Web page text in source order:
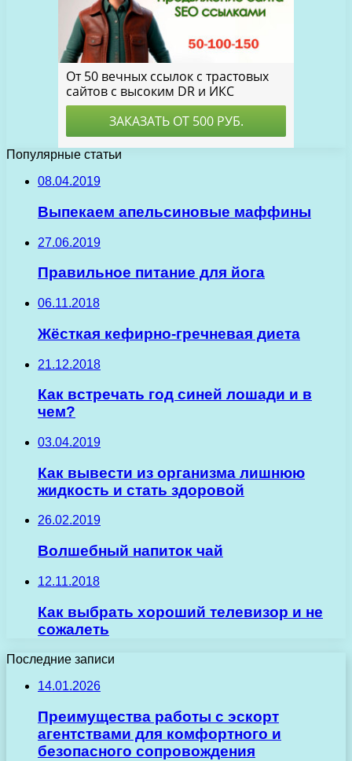
Популярные статьи
08.04.2019
Выпекаем апельсиновые маффины
27.06.2019
Правильное питание для йога
06.11.2018
Жёсткая кефирно-гречневая диета
21.12.2018
Как встречать год синей лошади и в
чем?
03.04.2019
Как вывести из организма лишнюю
жидкость и стать здоровой
26.02.2019
Волшебный напиток чай
12.11.2018
Как выбрать хороший телевизор и не
сожалеть
Последние записи
14.01.2026
Преимущества работы с эскорт
агентствами для комфортного и
безопасного сопровождения